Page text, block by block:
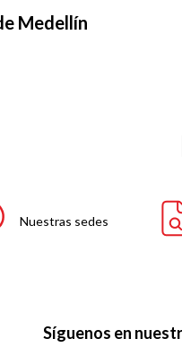
Medellín
Nuestras sedes
Síguenos en